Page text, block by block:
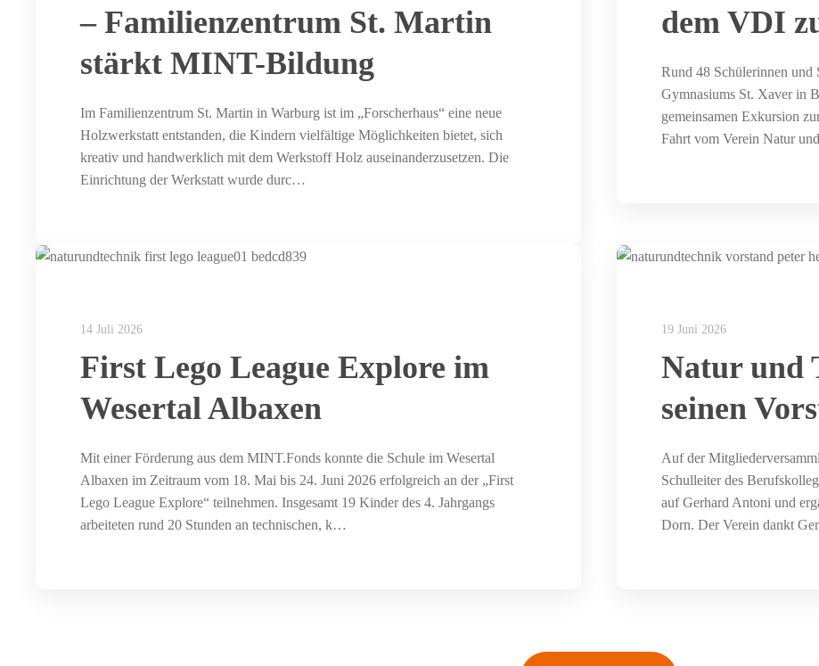
– Familienzentrum St. Martin
stärkt MINT-Bildung
Im Familienzentrum St. Martin in Warburg ist im „Forscherhaus“ eine neue
Holzwerkstatt entstanden, die Kindern vielfältige Möglichkeiten bietet, sich
kreativ und handwerklich mit dem Werkstoff Holz auseinanderzusetzen. Die
Einrichtung der Werkstatt wurde durc…
dem VDI
Rund 48 Schülerinnen und
Gymnasiums St. Xaver in
gemeinsamen Exkursion
Fahrt vom Verein Natur
14 Juli 2026
First Lego League Explore im
Wesertal Albaxen
Mit einer Förderung aus dem MINT.Fonds konnte die Schule im Wesertal
Albaxen im Zeitraum vom 18. Mai bis 24. Juni 2026 erfolgreich an der „First
Lego League Explore“ teilnehmen. Insgesamt 19 Kinder des 4. Jahrgangs
arbeiteten rund 20 Stunden an technischen, k…
19 Juni 2026
Natur und
seinen
Auf der
Schulleiter des
auf Gerhard Antoni und
Dorn. Der Verein dankt